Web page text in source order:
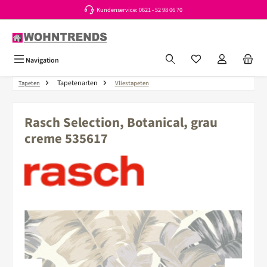
Kundenservice: 0621 - 52 98 06 70
Navigation Du hast 0 Produkte
Tapeten Tapetenarten Vliestapeten
Rasch Selection, Botanical, grau
creme 535617
Bildergalerie überspringen